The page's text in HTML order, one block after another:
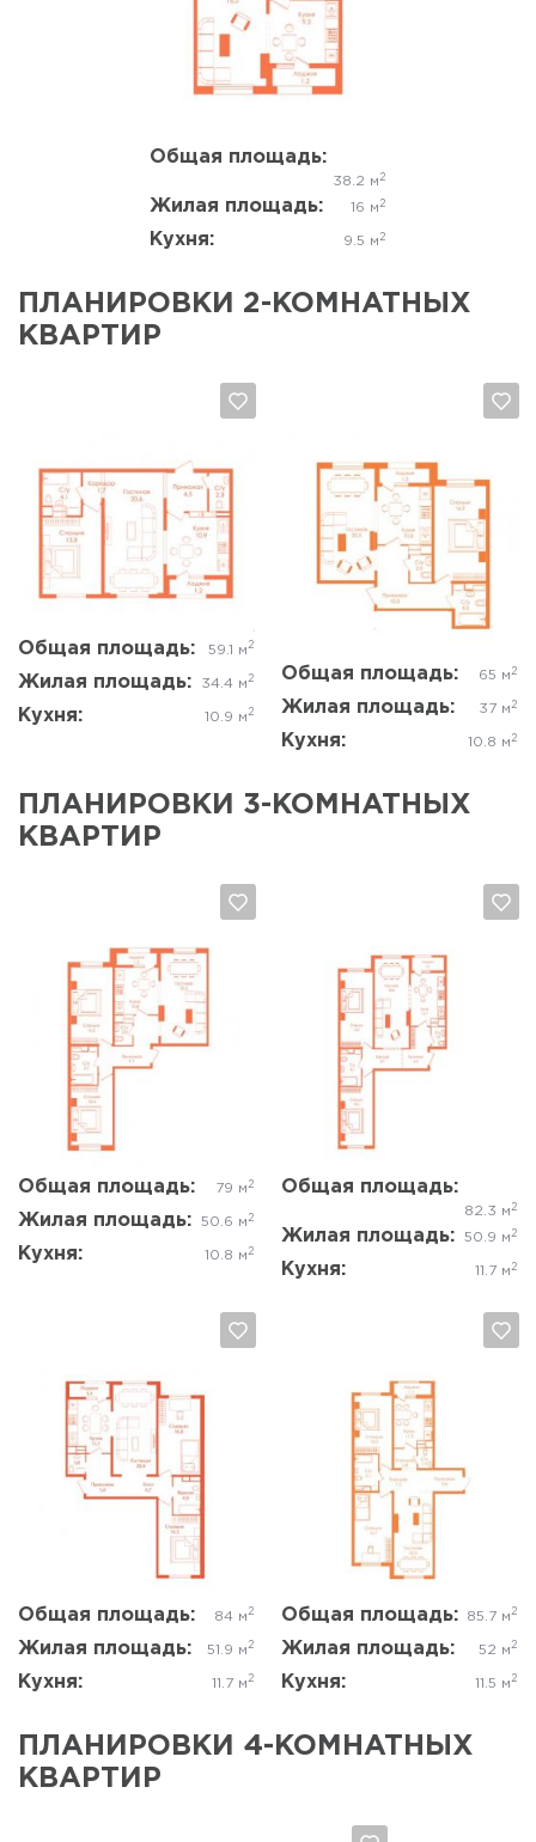
Общая площадь:
38.2 м 2
Жилая площадь: 16 м 2
Кухня: 9.5 м 2
Да, удалить Отмена
ПЛАНИРОВКИ 2-КОМНАТНЫХ
КВАРТИР
Общая площадь: 59.1 м 2
Жилая площадь: 34.4 м 2
Кухня: 10.9 м 2
Отмена
Общая площадь: 65 м 2
Жилая площадь: 37 м 2
Кухня: 10.8 м 2
Да, удалить Отмена
ПЛАНИРОВКИ 3-КОМНАТНЫХ
КВАРТИР
Общая площадь: 79 м 2
Жилая площадь: 50.6 м 2
Кухня: 10.8 м 2
Да, удалить
Общая площадь:
82.3 м 2
Жилая площадь: 50.9 м 2
Кухня: 11.7 м 2
Да, удалить
Общая площадь: 84 м 2
Жилая площадь: 51.9 м 2
Кухня: 11.7 м 2
Отмена
Общая площадь: 85.7 м 2
Жилая площадь: 52 м 2
Кухня: 11.5 м 2
Да, удалить Отмена
ПЛАНИРОВКИ 4-КОМНАТНЫХ
КВАРТИР